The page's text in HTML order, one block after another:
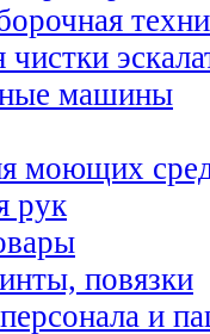
машины
моющих
рук
повязки
и